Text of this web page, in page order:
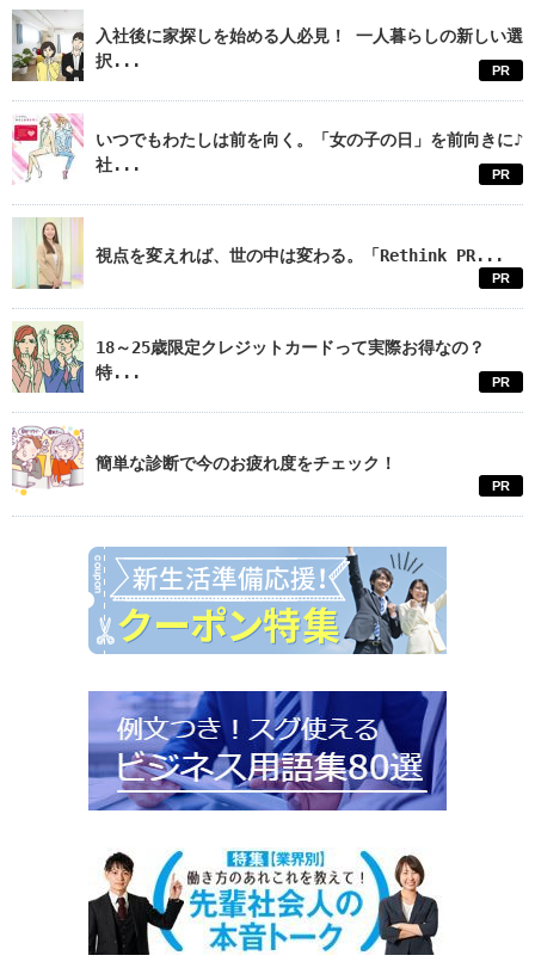
入社後に家探しを始める人必見！ 一人暮らしの新しい選
択...
PR
いつでもわたしは前を向く。「女の子の日」を前向きに♪
社...
PR
視点を変えれば、世の中は変わる。「Rethink PR...
PR
18～25歳限定クレジットカードって実際お得なの？
特...
PR
簡単な診断で今のお疲れ度をチェック！
PR